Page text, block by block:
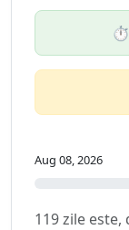
⏱️
Aug 08, 2026
119 zile este,